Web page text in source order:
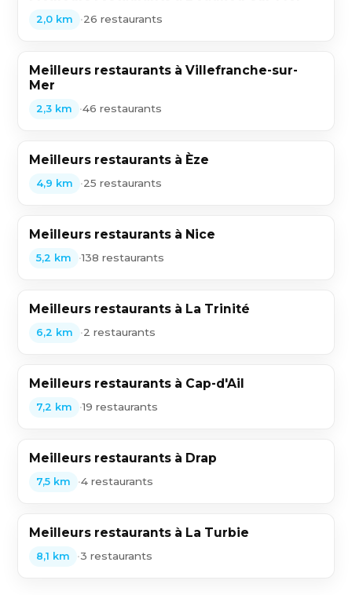
2,0 km •26 restaurants
Meilleurs restaurants à Villefranche-sur-
Mer
2,3 km •46 restaurants
Meilleurs restaurants à Èze
4,9 km •25 restaurants
Meilleurs restaurants à Nice
5,2 km •138 restaurants
Meilleurs restaurants à La Trinité
6,2 km •2 restaurants
Meilleurs restaurants à Cap-d'Ail
7,2 km •19 restaurants
Meilleurs restaurants à Drap
7,5 km •4 restaurants
Meilleurs restaurants à La Turbie
8,1 km •3 restaurants